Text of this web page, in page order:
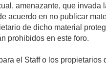
amenazante, que
acuerdo en no publicar
de dicho material
prohibidos en este foro.
el Staff o los